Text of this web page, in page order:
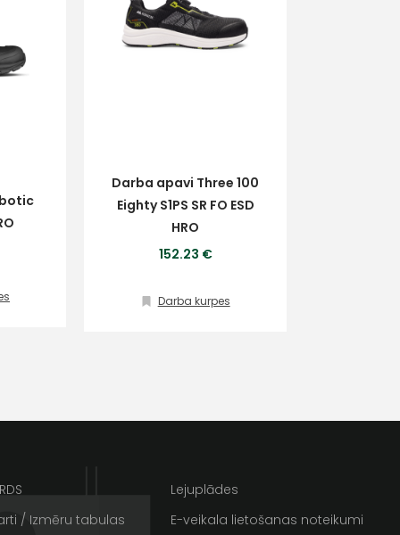
Darba apavi Three 100
Eighty S1PS SR FO ESD
HRO
152.23 €
Darba kurpes
/ Izmēru tabulas
Lejuplādes
E-veikala lietošanas noteikumi